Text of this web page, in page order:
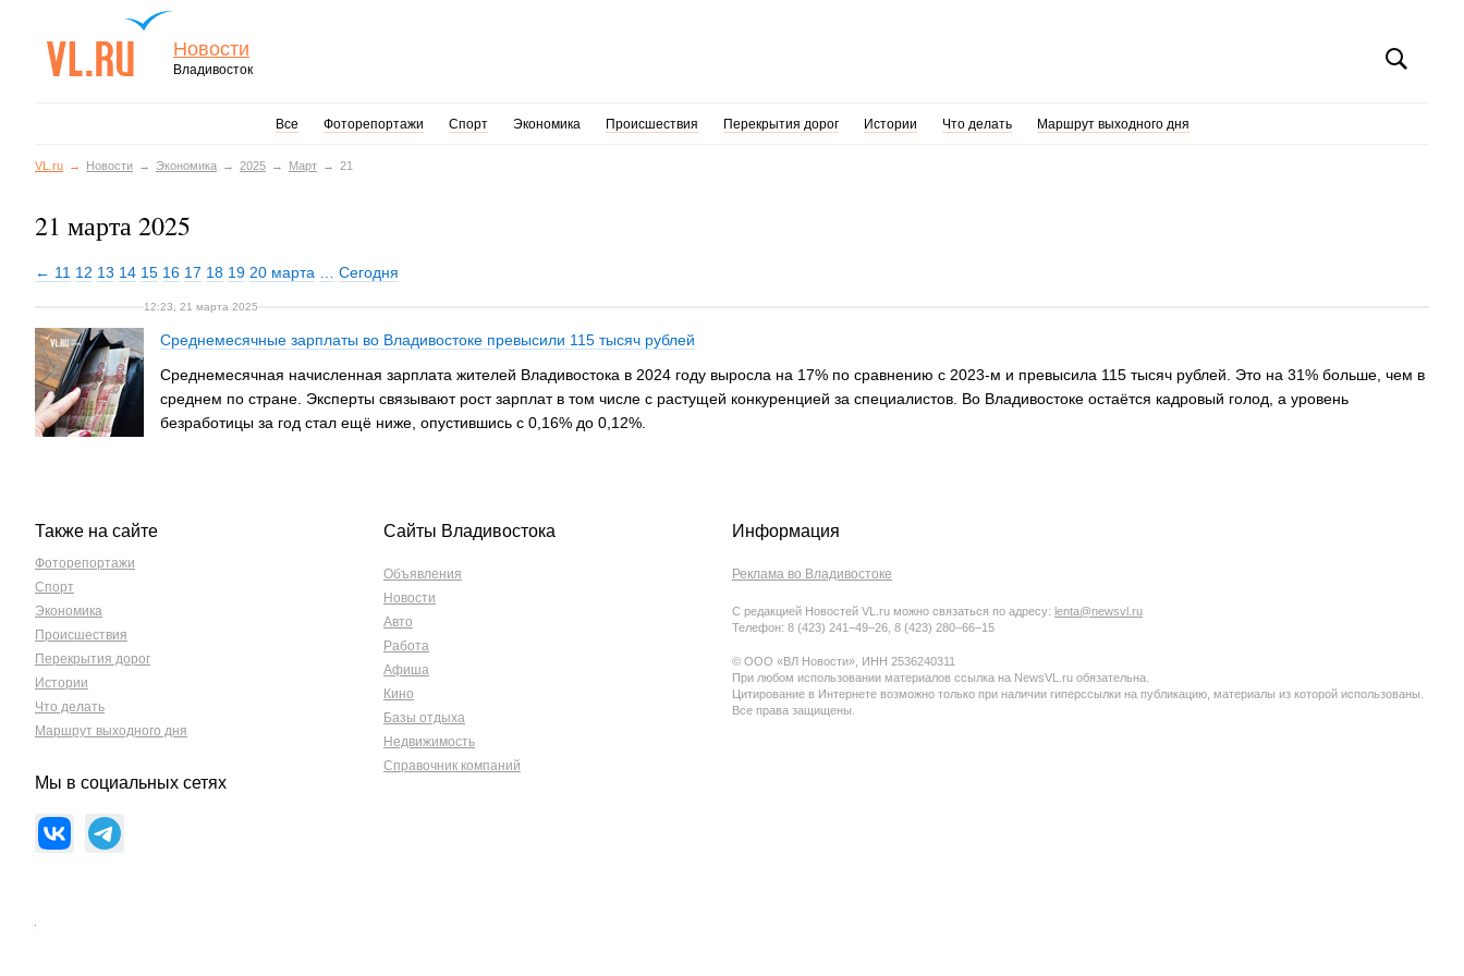
Новости
Владивосток
Все Фоторепортажи Спорт Экономика Происшествия Перекрытия дорог Истории Что делать Маршрут выходного дня
VL.ru Новости Экономика 2025 Март 21
21 марта 2025
← 11 12 13 14 15 16 17 18 19 20 марта Сегодня
12:23, 21 марта 2025
Среднемесячные зарплаты во Владивостоке превысили 115 тысяч рублей
Среднемесячная начисленная зарплата жителей Владивостока в 2024 году выросла на 17% по сравнению с 2023-м и превысила 115 тысяч рублей. Это на 31% больше, чем в
среднем по стране. Эксперты связывают рост зарплат в том числе с растущей конкуренцией за специалистов. Во Владивостоке остаётся кадровый голод, а уровень
безработицы за год стал ещё ниже, опустившись с 0,16% до 0,12%.
Также на сайте
Фоторепортажи
Спорт
Экономика
Происшествия
Перекрытия дорог
Истории
Что делать
Маршрут выходного дня
Мы в социальных сетях
Сайты Владивостока
Объявления
Новости
Авто
Работа
Афиша
Кино
Базы отдыха
Недвижимость
Справочник компаний
Информация
Реклама во Владивостоке
С редакцией Новостей VL.ru можно связаться по адресу: lenta@newsvl.ru
Телефон: 8 (423) 241−49−26, 8 (423) 280−66−15
© ООО «ВЛ Новости», ИНН 2536240311
При любом использовании материалов ссылка на NewsVL.ru обязательна.
Цитирование в Интернете возможно только при наличии гиперссылки на публикацию, материалы из которой использованы.
Все права защищены.